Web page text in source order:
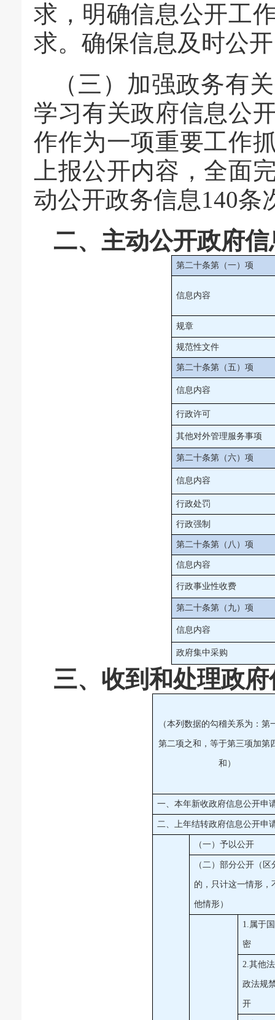
求，明确信息公开工
求。确保信息及时公
（三）加强政务有
学习有关政府信息公
作作为一项重要工作
上报公开内容，全面
动公开政务信息140条
二、主动公开政府
第二十条第（一）项
信息内容
规章
规范性文件
第二十条第（五）项
信息内容
行政许可
其他对外管理服务事项
第二十条第（六）项
信息内容
行政处罚
行政强制
第二十条第（八）项
信息内容
行政事业性收费
第二十条第（九）项
信息内容
政府集中采购
三、收到和处理政
（本列数据的勾稽关系为：第
第二项之和，等于第三项加第
和）
一、本年新收政府信息公开申
二、上年结转政府信息公开申
（一）予以公开
（二）部分公开（区
的，只计这一情形，
他情形）
1.属于
密
2.其他
政法规
开